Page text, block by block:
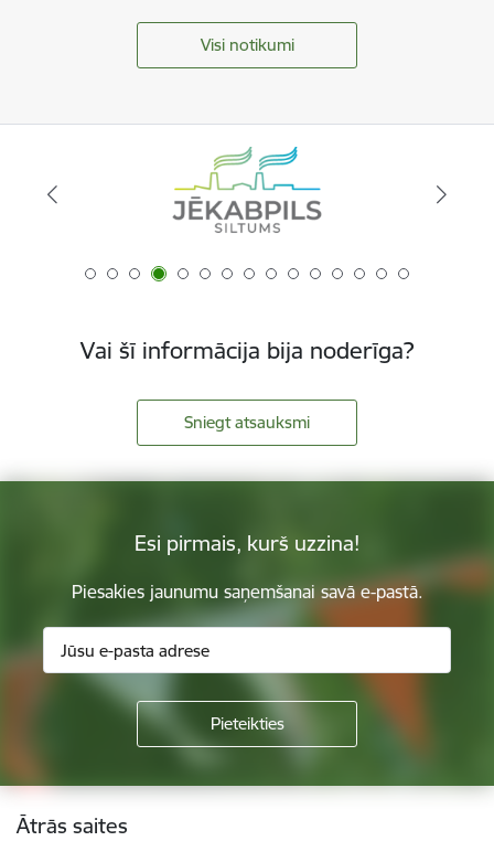
Visi notikumi
Vai šī informācija bija noderīga?
Sniegt atsauksmi
Esi pirmais, kurš uzzina!
Piesakies jaunumu saņemšanai savā e-pastā.
Kājene
Ātrās saites